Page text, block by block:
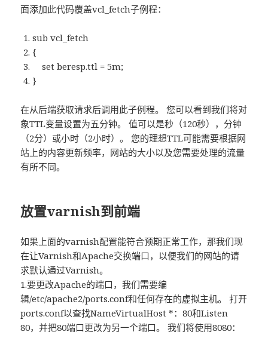
面添加此代码覆盖vcl_fetch子例程：
sub vcl_fetch
{
set beresp.ttl = 5m;
}
在从后端获取请求后调用此子例程。 您可以看到我们将对
象TTL变量设置为五分钟。 值可以是秒（120秒），分钟
（2分）或小时（2小时）。 您的理想TTL可能需要根据网
站上的内容更新频率，网站的大小以及您需要处理的流量
有所不同。
放置varnish到前端
如果上面的varnish配置能符合预期正常工作，那我们现
在让Varnish和Apache交换端口，以便我们的网站的请
求默认通过Varnish。
1.要更改Apache的端口，我们需要编
辑/etc/apache2/ports.conf和任何存在的虚拟主机。 打开
ports.conf以查找NameVirtualHost *：80和Listen
80，并把80端口更改为另一个端口。 我们将使用8080：